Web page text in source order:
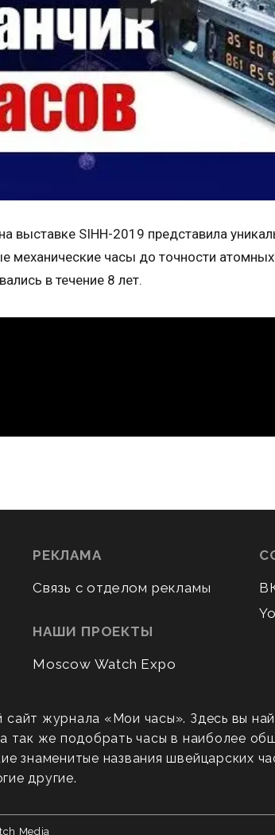
выставке SIHH-2019 представила
механические часы до точности
в течение 8 лет.
РЕКЛАМА
Связь с отделом рекламы
НАШИ ПРОЕКТЫ
Moscow Watch Expo
сайт журнала «Мои часы». Здесь вы
так же подобрать часы в наиболее
знаменитые названия швейцарских
другие.
Media